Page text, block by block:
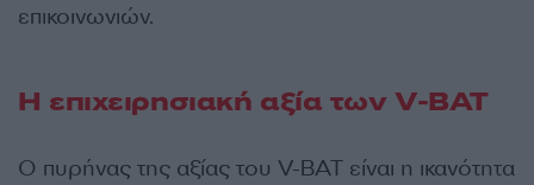
επικοινωνιών.
Η επιχειρησιακή αξία των V-BAT
Ο πυρήνας της αξίας του V-BAT είναι η ικανότητα